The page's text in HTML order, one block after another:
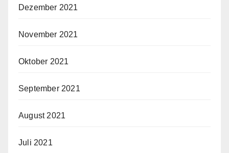
Dezember 2021
November 2021
Oktober 2021
September 2021
August 2021
Juli 2021